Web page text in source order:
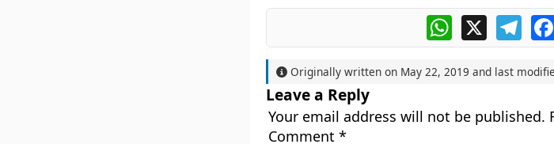
WhatsApp
X
Originally written on May 22, 2019 and last
Leave a Reply
Your email address will not be published.
Comment *